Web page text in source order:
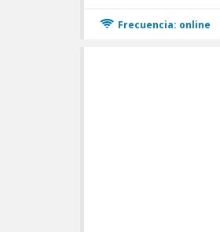
Frecuencia: online